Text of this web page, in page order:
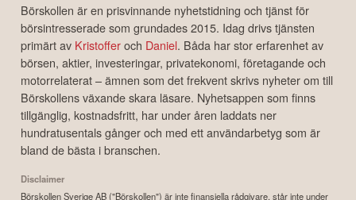
Börskollen är en prisvinnande nyhetstidning och tjänst för
börsintresserade som grundades 2015. Idag drivs tjänsten
primärt av Kristofferoch Daniel. Båda har stor erfarenhet av
börsen, aktier, investeringar, privatekonomi, företagande och
motorrelaterat – ämnen som det frekvent skrivs nyheter om till
Börskollens växande skara läsare. Nyhetsappen som finns
tillgänglig, kostnadsfritt, har under åren laddats ner
hundratusentals gånger och med ett användarbetyg som är
bland de bästa i branschen.
Disclaimer
Börskollen Sverige AB ("Börskollen") är inte finansiella rådgivare, står inte under